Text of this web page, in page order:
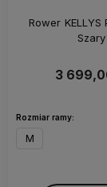
Rower KELLYS
Szary
3
Rozmiar ramy:
M